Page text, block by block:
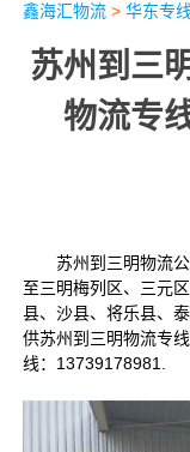
鑫海汇物流> 华东专线
苏州到三
物流专
苏州到三明物流公
至三明梅列区、三元
县、沙县、将乐县、
供苏州到三明物流专
线：13739178981.